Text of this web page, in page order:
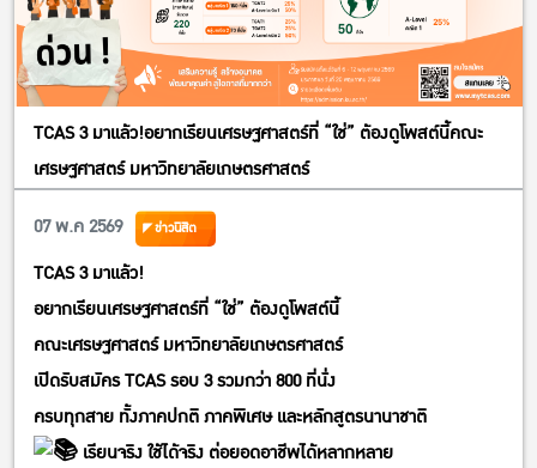
TCAS 3 มาแล้ว!อยากเรียนเศรษฐศาสตร์ที่ “ใช่” ต้องดูโพสต์นี้คณะ
เศรษฐศาสตร์ มหาวิทยาลัยเกษตรศาสตร์
07 พ.ค 2569
ข่าวนิสิต
TCAS 3 มาแล้ว!
อยากเรียนเศรษฐศาสตร์ที่ “ใช่” ต้องดูโพสต์นี้
คณะเศรษฐศาสตร์ มหาวิทยาลัยเกษตรศาสตร์
เปิดรับสมัคร TCAS รอบ 3 รวมกว่า 800 ที่นั่ง
ครบทุกสาย ทั้งภาคปกติ ภาคพิเศษ และหลักสูตรนานาชาติ
เรียนจริง ใช้ได้จริง ต่อยอดอาชีพได้หลากหลาย